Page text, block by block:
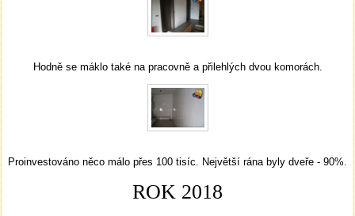
Hodně se máklo také na pracovně a přilehlých dvou komorách.
Proinvestováno něco málo přes 100 tisíc. Největší rána byly dveře - 90%.
ROK 2018